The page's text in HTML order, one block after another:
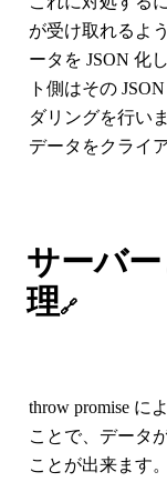
が受け取れるよ
ータを JSON 化
ト側はその
ダリングを行い
データをクライ
サーバ
理🔗
throw promise に
ことで、データ
ことが出来ます